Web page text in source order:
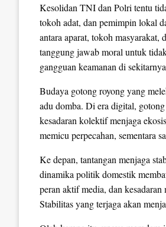
Kesolidan TNI dan Polri tentu
tokoh adat, dan pemimpin lokal
antara aparat, tokoh
tanggung jawab moral untuk
gangguan keamanan di
Budaya gotong royong yang
adu domba. Di era digital,
kesadaran kolektif menjaga
memicu perpecahan, sementara
Ke depan, tantangan menjaga
dinamika politik domestik
peran aktif media, dan
Stabilitas yang terjaga akan